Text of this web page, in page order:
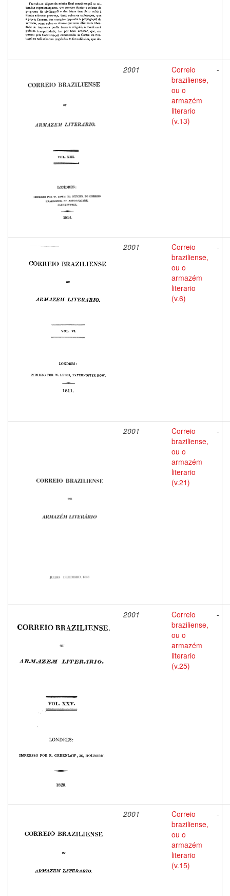
2001
Correio
braziliense,
ou o
armazém
literario
(v.13)
-
2001
Correio
braziliense,
ou o
armazém
literario
(v.6)
-
2001
Correio
braziliense,
ou o
armazém
literario
(v.21)
-
2001
Correio
braziliense,
ou o
armazém
literario
(v.25)
-
2001
Correio
braziliense,
ou o
armazém
literario
(v.15)
-